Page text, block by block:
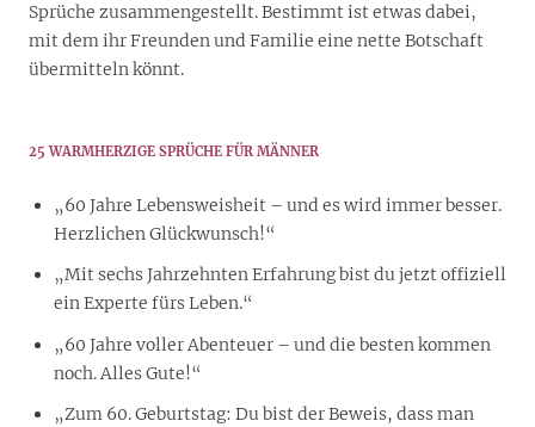
Sprüche zusammengestellt. Bestimmt ist etwas dabei,
mit dem ihr Freunden und Familie eine nette Botschaft
übermitteln könnt.
25 WARMHERZIGE SPRÜCHE FÜR MÄNNER
„60 Jahre Lebensweisheit – und es wird immer besser.
Herzlichen Glückwunsch!“
„Mit sechs Jahrzehnten Erfahrung bist du jetzt offiziell
ein Experte fürs Leben.“
„60 Jahre voller Abenteuer – und die besten kommen
noch. Alles Gute!“
„Zum 60. Geburtstag: Du bist der Beweis, dass man